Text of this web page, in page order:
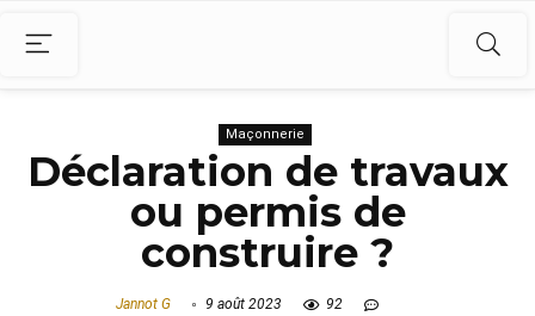
Maçonnerie
Déclaration de travaux
ou permis de
construire ?
Jannot G 9 août 2023 92